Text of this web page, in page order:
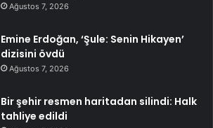
Ağustos 7, 2026
Emine Erdoğan, ‘Şule: Senin Hikayen’
dizisini övdü
Ağustos 7, 2026
Bir şehir resmen haritadan silindi: Halk
tahliye edildi